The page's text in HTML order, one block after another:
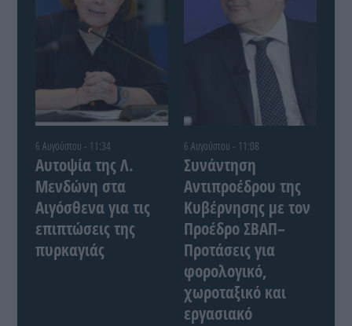
6 Αυγούστου - 11:34
Αυτοψία της Λ.
Μενδώνη στα
Αιγόσθενα για τις
επιπτώσεις της
πυρκαγιάς
6 Αυγούστου - 11:08
Συνάντηση
Αντιπροέδρου της
Κυβέρνησης με τον
Προέδρο ΣΒΑΠ–
Προτάσεις για
φορολογικό,
χωροταξικό και
εργασιακό